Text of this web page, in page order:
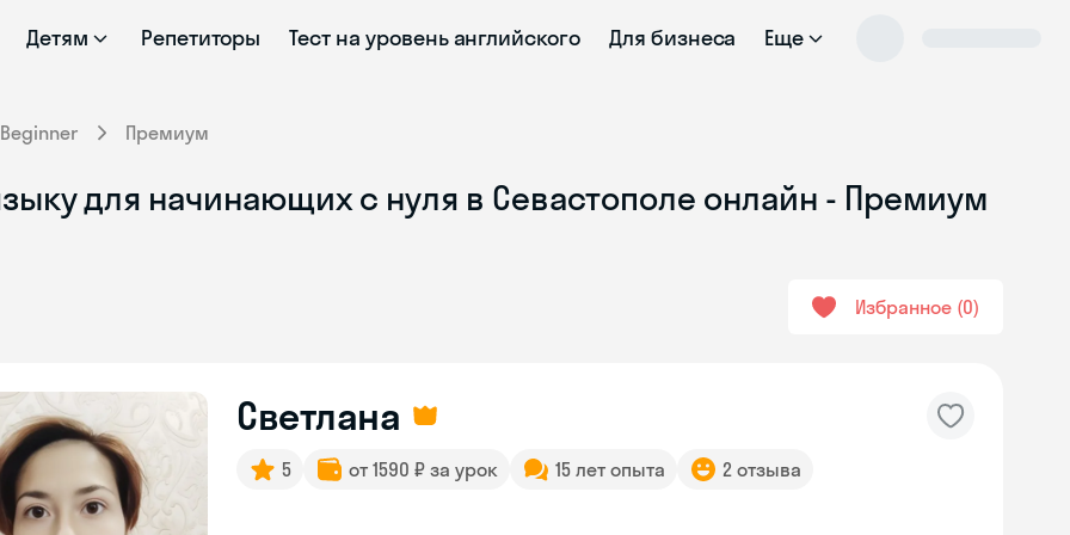
Детям Репетиторы Тест на уровень английского Для бизнеса Еще
Beginner Премиум
для начинающих с нуля в Севастополе онлайн - Премиум
Избранное 0
Светлана
5 от 1590 ₽ за урок 15 лет опыта 2 отзыва